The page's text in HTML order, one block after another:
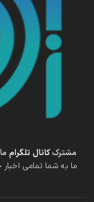
مشترککانال تلگرام
ما به شما تمامی